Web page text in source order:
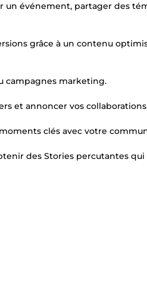
un événement, partager des
grâce à un contenu
campagnes marketing.
et annoncer vos
clés avec votre
des Stories percutantes